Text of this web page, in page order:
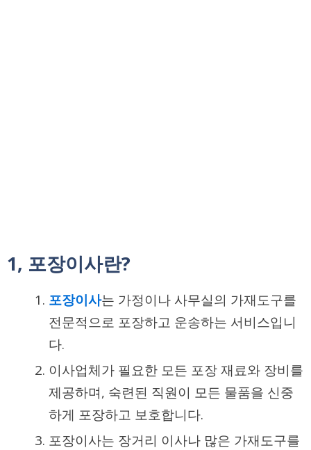
1, 포장이사란?
포장이사는 가정이나 사무실의 가재도구를
전문적으로 포장하고 운송하는 서비스입니
다.
이사업체가 필요한 모든 포장 재료와 장비를
제공하며, 숙련된 직원이 모든 물품을 신중
하게 포장하고 보호합니다.
포장이사는 장거리 이사나 많은 가재도구를